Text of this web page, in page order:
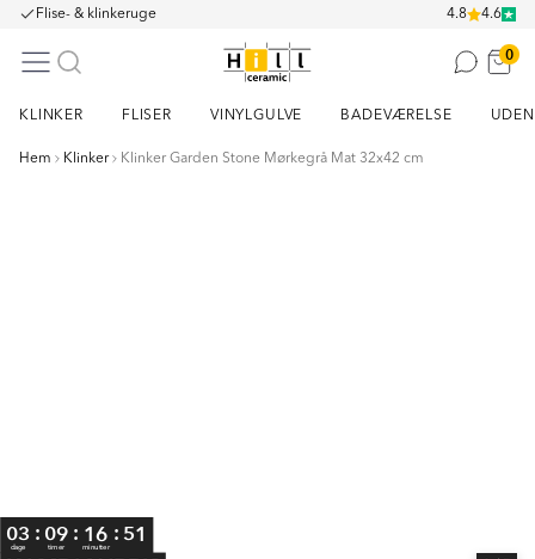
Flise- & klinkeruge 4.8 4.6
0
KLINKER FLISER VINYLGULVE BADEVÆRELSE
Hem Klinker Klinker Garden Stone Mørkegrå Mat 32x42 cm
03
dage
: 09
timer
: 16
minutter
: 50